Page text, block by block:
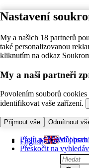
Nastavení
My a našich 18 partnerů
také personalizovanou
kliknutím na odkaz
My a naši partneři
Povolením souborů
identifikovat vaše zařízení.
Přijmout vše Odmítnout
Přejít na hlavní obsah
Přeskočit na
English Můj